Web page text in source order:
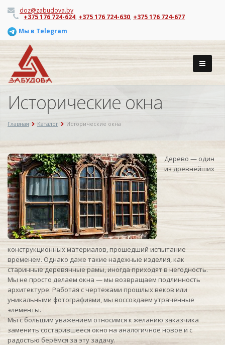
doz@zabudova.by
+375 176 724-624, +375 176 724-630, +375 176 724-677
Мы в Telegram
Исторические окна
Главная Каталог Исторические окна
Дерево — один
из древнейших
конструкционных материалов, прошедший испытание
временем. Однако даже такие надежные изделия, как
старинные деревянные рамы, иногда приходят в негодность.
Мы не просто делаем окна — мы возвращаем подлинность
архитектуре. Работая с чертежами прошлых веков или
уникальными фотографиями, мы воссоздаем утраченные
элементы.
Мы с большим уважением относимся к желанию заказчика
заменить состарившееся окно на аналогичное новое и с
радостью берёмся за эту задачу.